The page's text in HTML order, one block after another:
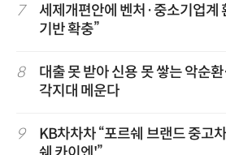
7
세제개편안에 벤처·중소기업
기반 확충”
8
대출 못 받아 신용 못 쌓는 악순
각지대 메운다
9
KB차차차 “포르쉐 브랜드 중고